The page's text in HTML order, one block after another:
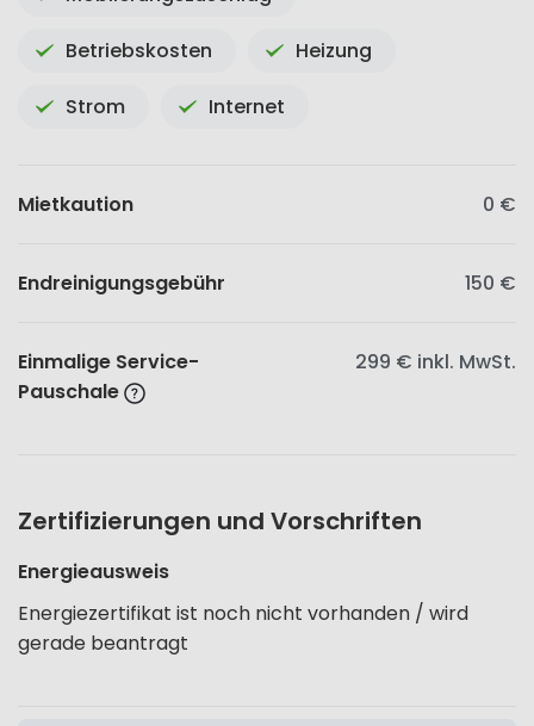
Betriebskosten Heizung
Strom Internet
Mietkaution 0 €
Endreinigungsgebühr 150 €
Einmalige Service-
Pauschale
299 € inkl. MwSt.
Zertifizierungen und Vorschriften
Energieausweis
Energiezertifikat ist noch nicht vorhanden / wird
gerade beantragt